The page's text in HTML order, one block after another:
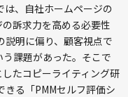
、自社ホームページの
訴求力を高める必要性
説明に偏り、顧客視点で
課題があった。そこで
たコピーライティング研
る「PMMセルフ評価シ